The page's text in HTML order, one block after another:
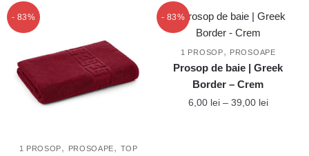
în
pagina
produsului.
la
mai
multe
variații.
Opțiunile
pot
fi
- 83%
1 PROSOP, PROSOAPE, TOP
- 83%
1 PROSOP, PROSOAPE
Prosop de baie | Greek
Border – Crem
6,00 lei – 39,00 leiInterval